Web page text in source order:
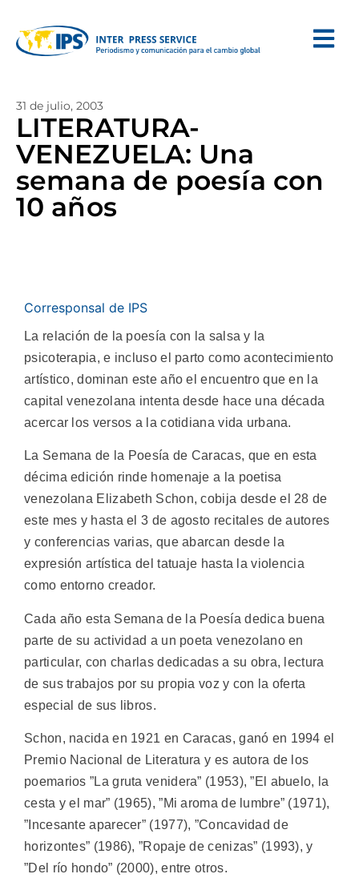
31 de julio, 2003
LITERATURA-
VENEZUELA: Una
semana de poesía con
10 años
Corresponsal de IPS
La relación de la poesía con la salsa y la
psicoterapia, e incluso el parto como acontecimiento
artístico, dominan este año el encuentro que en la
capital venezolana intenta desde hace una década
acercar los versos a la cotidiana vida urbana.
La Semana de la Poesía de Caracas, que en esta
décima edición rinde homenaje a la poetisa
venezolana Elizabeth Schon, cobija desde el 28 de
este mes y hasta el 3 de agosto recitales de autores
y conferencias varias, que abarcan desde la
expresión artística del tatuaje hasta la violencia
como entorno creador.
Cada año esta Semana de la Poesía dedica buena
parte de su actividad a un poeta venezolano en
particular, con charlas dedicadas a su obra, lectura
de sus trabajos por su propia voz y con la oferta
especial de sus libros.
Schon, nacida en 1921 en Caracas, ganó en 1994 el
Premio Nacional de Literatura y es autora de los
poemarios ”La gruta venidera” (1953), ”El abuelo, la
cesta y el mar” (1965), ”Mi aroma de lumbre” (1971),
”Incesante aparecer” (1977), ”Concavidad de
horizontes” (1986), ”Ropaje de cenizas” (1993), y
”Del río hondo” (2000), entre otros.